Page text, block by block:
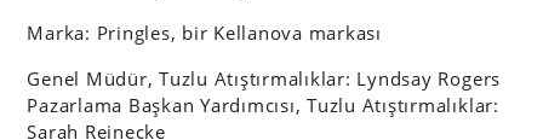
Marka: Pringles, bir Kellanova markası
Genel Müdür, Tuzlu Atıştırmalıklar: Lyndsay Rogers
Pazarlama Başkan Yardımcısı, Tuzlu Atıştırmalıklar:
Sarah Reinecke